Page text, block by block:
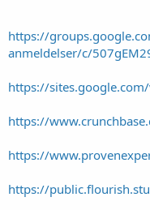
https://
anmeldelser/c/
https://
https://
https://
https://